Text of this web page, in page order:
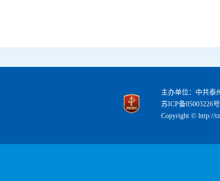
主办单位：中共泰
苏ICP备05003226号
Copyright © http://